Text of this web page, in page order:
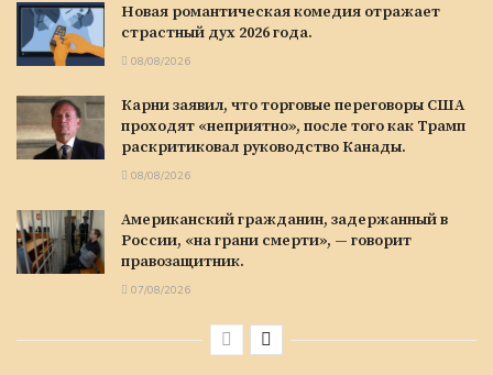
Новая романтическая комедия отражает
страстный дух 2026 года.
08/08/2026
Карни заявил, что торговые переговоры США
проходят «неприятно», после того как Трамп
раскритиковал руководство Канады.
08/08/2026
Американский гражданин, задержанный в
России, «на грани смерти», — говорит
правозащитник.
07/08/2026